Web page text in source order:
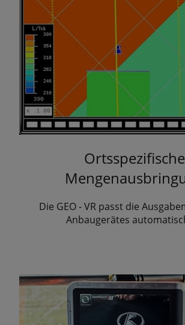
Ortsspezifische
Die GEO - VR passt die
Anbaugerätes